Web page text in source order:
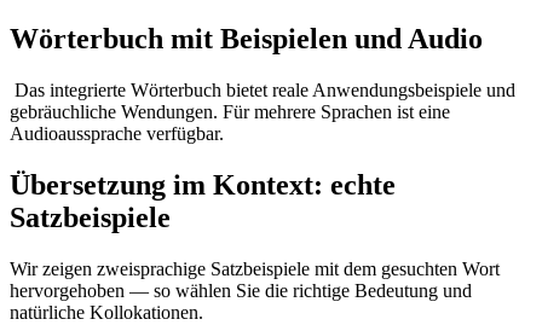
Wörterbuch mit Beispielen und Audio
Das integrierte Wörterbuch bietet reale Anwendungsbeispiele und
gebräuchliche Wendungen. Für mehrere Sprachen ist eine
Audioaussprache verfügbar.
Übersetzung im Kontext: echte
Satzbeispiele
Wir zeigen zweisprachige Satzbeispiele mit dem gesuchten Wort
hervorgehoben — so wählen Sie die richtige Bedeutung und
natürliche Kollokationen.